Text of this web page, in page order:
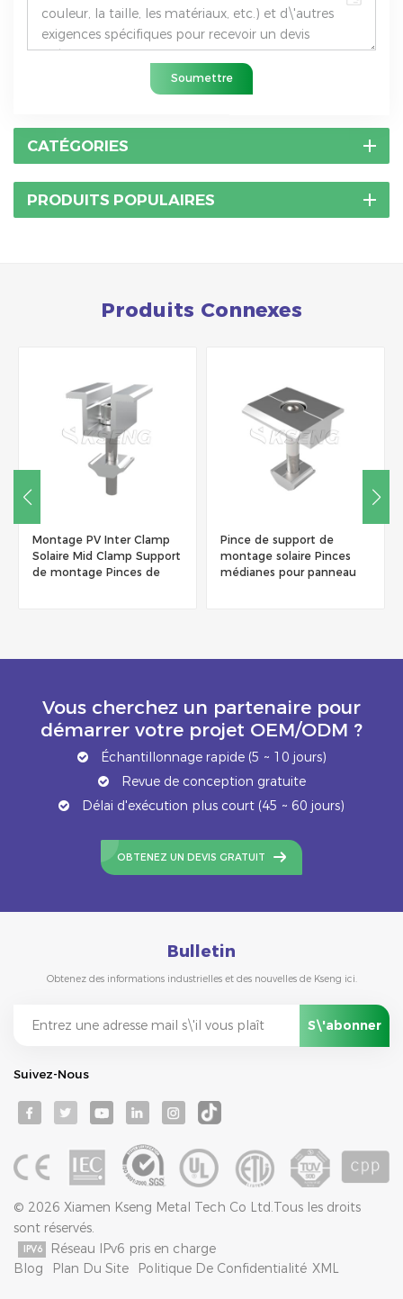
Soumettre
CATÉGORIES
PRODUITS POPULAIRES
Produits Connexes
Pince de support de
montage solaire Pinces
médianes pour panneau
Pince de montage sur rail
solaire pour support de
montage sur toit ou au sol
Vous cherchez un partenaire pour
démarrer votre projet OEM/ODM ?
Échantillonnage rapide (5 ~ 10 jours)
Revue de conception gratuite
Délai d'exécution plus court (45 ~ 60 jours)
OBTENEZ UN DEVIS GRATUIT
Bulletin
Obtenez des informations industrielles et des nouvelles de Kseng ici.
Suivez-Nous
© 2026 Xiamen Kseng Metal Tech Co Ltd.Tous les droits
sont réservés.
Réseau IPv6 pris en charge
Blog
Plan Du Site Politique De Confidentialité XML